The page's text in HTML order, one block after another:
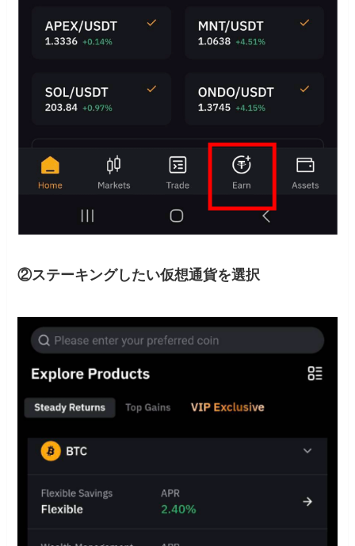
②ステーキングしたい仮想通貨を選択